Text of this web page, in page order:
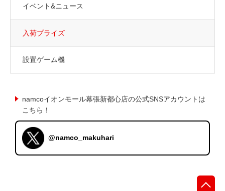
イベント&ニュース
入荷プライズ
設置ゲーム機
namcoイオンモール幕張新都心店の公式SNSアカウントは
こちら！
@namco_makuhari